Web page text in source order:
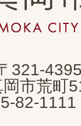
321-
市荒町
82-1111